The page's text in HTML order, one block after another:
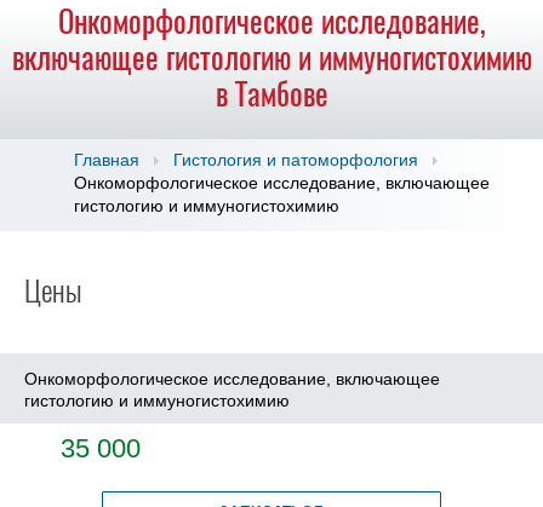
Онкоморфологическое исследование,
включающее гистологию и иммуногистохимию
в Тамбове
Главная
Гистология и патоморфология
Онкоморфологическое исследование, включающее
гистологию и иммуногистохимию
Цены
Онкоморфологическое исследование, включающее
гистологию и иммуногистохимию
35 000